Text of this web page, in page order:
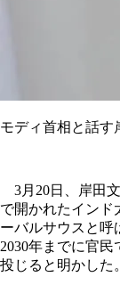
モディ首相と話す
3月20日、岸田
で開かれたインド
ーバルサウスと呼
2030年までに官民
投じると明かした。